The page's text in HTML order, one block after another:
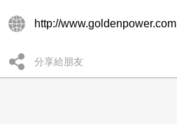
http://www.goldenpower.com
分享給朋友